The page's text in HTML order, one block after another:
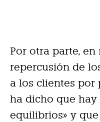
Por otra parte,
repercusión de
a los clientes por
ha dicho que hay
equilibrios» y